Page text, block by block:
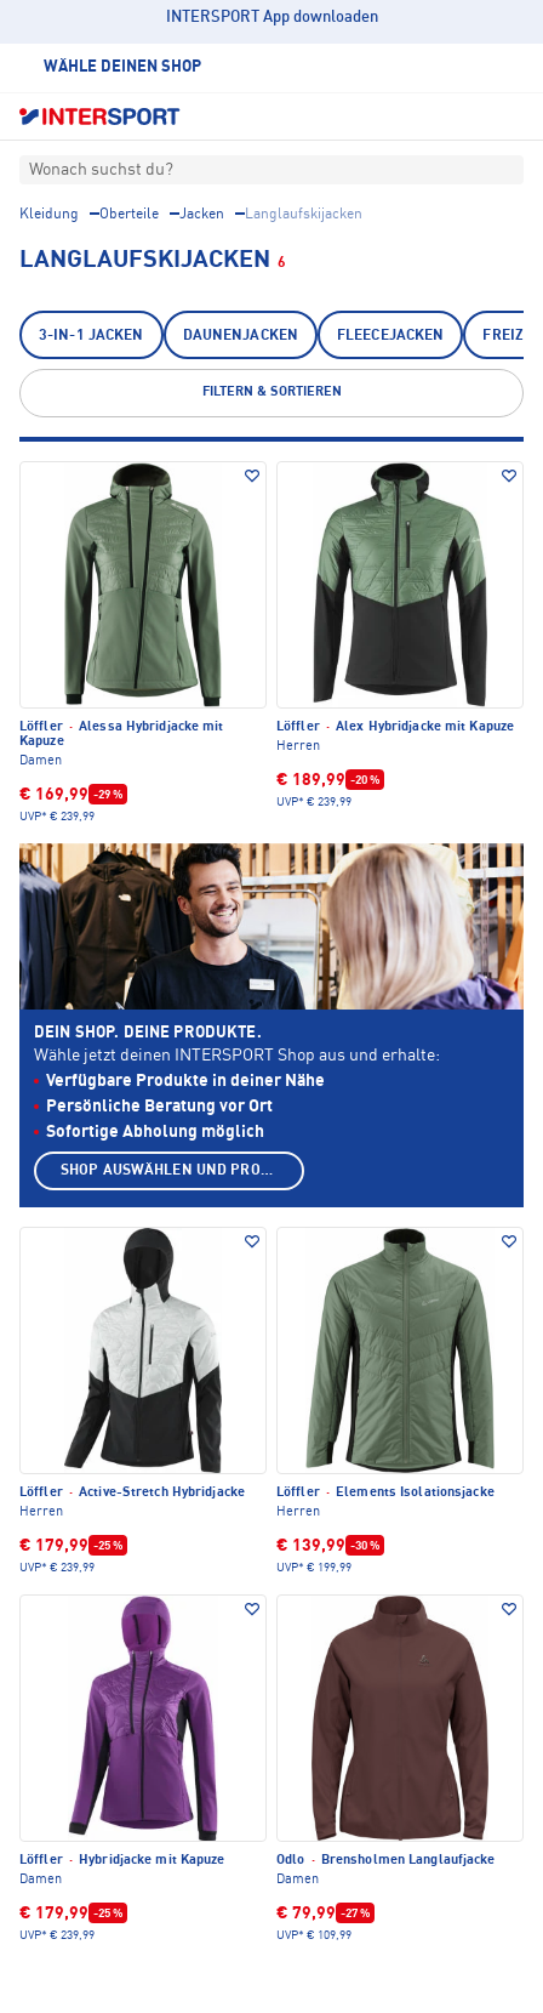
INTERSPORT App downloaden
WÄHLE DEINEN SHOP
Wonach suchst du?
Kleidung Oberteile Jacken Langlaufskijacken
LANGLAUFSKIJACKEN 6
3-IN-1 JACKEN DAUNENJACKEN FLEECEJACKEN
FILTERN & SORTIEREN
Löffler · Alessa Hybridjacke mit
Kapuze
Damen
€ 169,99 -29 %
UVP* € 239,99
Löffler · Alex Hybridjacke mit Kapuze
Herren
€ 189,99 -20 %
UVP* € 239,99
Löffler · Active-Stretch Hybridjacke
Herren
€ 179,99 -25 %
UVP* € 239,99
Löffler · Elements Isolationsjacke
Herren
€ 139,99 -30 %
UVP* € 199,99
Löffler · Hybridjacke mit Kapuze
Damen
€ 179,99 -25 %
UVP* € 239,99
Odlo · Brensholmen Langlaufjacke
Damen
€ 79,99 -27 %
UVP* € 109,99
DEIN SHOP. DEINE PRODUKTE.
Wähle jetzt deinen INTERSPORT Shop aus und erhalte:
Verfügbare Produkte in deiner Nähe
Persönliche Beratung vor Ort
Sofortige Abholung möglich
SHOP AUSWÄHLEN UND PRODUKTE ANZEIGEN